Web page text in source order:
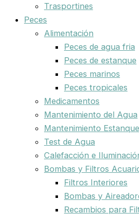
Trasportines
Peces
Alimentación
Peces de agua fria
Peces de estanque
Peces marinos
Peces tropicales
Medicamentos
Mantenimiento del Agua
Mantenimiento
Test de Agua
Calefacción e
Bombas y Filtros
Filtros Interiores
Bombas y
Recambios para